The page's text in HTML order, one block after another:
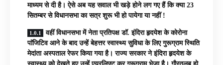
माध्यम से दी है। ऐसे अब यह सवाल भी खड़े होने लग गए हैं कि क्या 23
सितम्बर से विधानसभा का सत्र शुरू भी हो पायेगा या नहीं !
वहीं विधानसभा में नेता प्रतिपक्ष डॉ. इंदिरा हृदयेश के कोरोना
पाॅजिटिव आने के बाद उन्हें बेहत्तर स्वास्थ्य सुविधा के लिए गुरूग्राम स्थिति
मेदांता अस्पताल रेफर किया गया है। राज्य सरकार ने इंदिरा हृदयेश के